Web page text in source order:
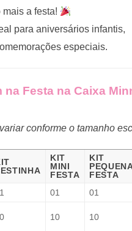
a festa!
para aniversários infantis,
especiais.
na Festa na Caixa
conforme o tamanho
KIT
MINI
FESTA
KIT
FESTA
01 01
10 10